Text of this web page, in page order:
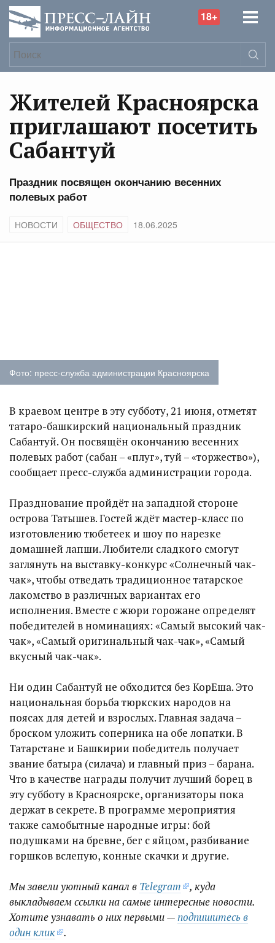
18+
Жителей Красноярска
приглашают посетить
Сабантуй
Праздник посвящен окончанию весенних
полевых работ
НОВОСТИ ОБЩЕСТВО 18.06.2025
Фото: пресс-служба администрации Красноярска
В краевом центре в эту субботу, 21 июня, отметят
татаро-башкирский национальный праздник
Сабантуй. Он посвящён окончанию весенних
полевых работ (сабан – «плуг», туй – «торжество»),
сообщает пресс-служба администрации города.
Празднование пройдёт на западной стороне
острова Татышев. Гостей ждёт мастер-класс по
изготовлению тюбетеек и шоу по нарезке
домашней лапши. Любители сладкого смогут
заглянуть на выставку-конкурс «Солнечный чак-
чак», чтобы отведать традиционное татарское
лакомство в различных вариантах его
исполнения. Вместе с жюри горожане определят
победителей в номинациях: «Самый высокий чак-
чак», «Самый оригинальный чак-чак», «Самый
вкусный чак-чак».
Ни один Сабантуй не обходится без КорЕша. Это
национальная борьба тюркских народов на
поясах для детей и взрослых. Главная задача –
броском уложить соперника на обе лопатки. В
Татарстане и Башкирии победитель получает
звание батыра (силача) и главный приз – барана.
Что в качестве награды получит лучший борец в
эту субботу в Красноярске, организаторы пока
держат в секрете. В программе мероприятия
также самобытные народные игры: бой
подушками на бревне, бег с яйцом, разбивание
горшков вслепую, конные скачки и другие.
Мы завели уютный канал в Telegram
, куда
выкладываем ссылки на самые интересные новости.
Хотите узнавать о них первыми —подпишитесь в
один клик
.